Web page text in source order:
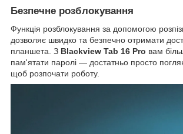
Безпечне розблокування
Функція розблокування за допомогою
дозволяє швидко та безпечно отримати
планшета. З Blackview Tab 16 Pro вам
пам'ятати паролі — достатньо просто
щоб розпочати роботу.